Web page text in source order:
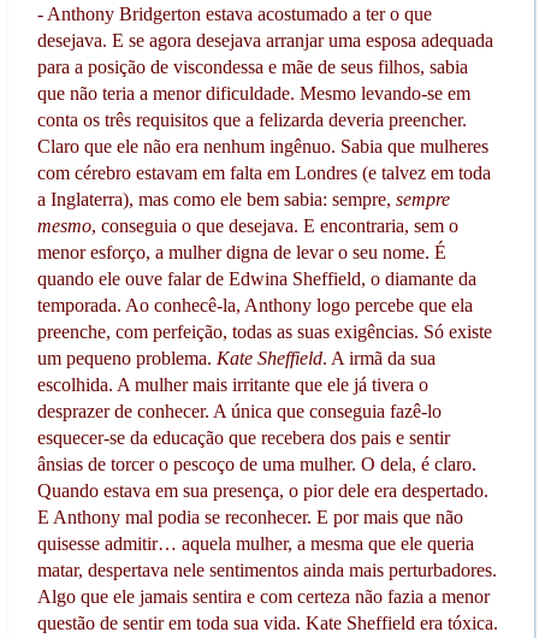
- Anthony Bridgerton estava acostumado a ter o que
desejava. E se agora desejava arranjar uma esposa adequada
para a posição de viscondessa e mãe de seus filhos, sabia
que não teria a menor dificuldade. Mesmo levando-se em
conta os três requisitos que a felizarda deveria preencher.
Claro que ele não era nenhum ingênuo. Sabia que mulheres
com cérebro estavam em falta em Londres (e talvez em toda
a Inglaterra), mas como ele bem sabia: sempre, sempre
mesmo, conseguia o que desejava. E encontraria, sem o
menor esforço, a mulher digna de levar o seu nome. É
quando ele ouve falar de Edwina Sheffield, o diamante da
temporada. Ao conhecê-la, Anthony logo percebe que ela
preenche, com perfeição, todas as suas exigências. Só existe
um pequeno problema. Kate Sheffield. A irmã da sua
escolhida. A mulher mais irritante que ele já tivera o
desprazer de conhecer. A única que conseguia fazê-lo
esquecer-se da educação que recebera dos pais e sentir
ânsias de torcer o pescoço de uma mulher. O dela, é claro.
Quando estava em sua presença, o pior dele era despertado.
E Anthony mal podia se reconhecer. E por mais que não
quisesse admitir… aquela mulher, a mesma que ele queria
matar, despertava nele sentimentos ainda mais perturbadores.
Algo que ele jamais sentira e com certeza não fazia a menor
questão de sentir em toda sua vida. Kate Sheffield era tóxica.